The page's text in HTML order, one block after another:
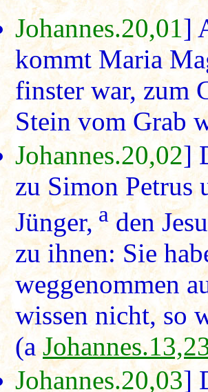
Johannes.20,01]
kommt Maria
finster war, zum
Stein vom Grab
Johannes.20,02]
zu Simon Petrus
Jünger, a den
zu ihnen: Sie
weggenommen
wissen nicht, so
(a
Johannes.20,03]